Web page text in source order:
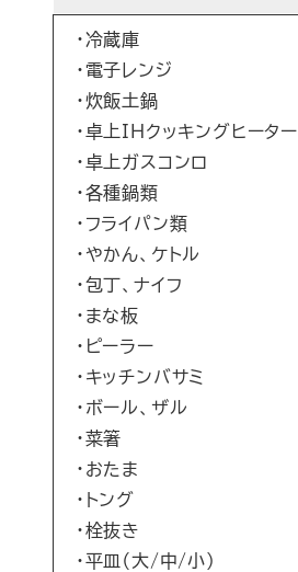
・冷蔵庫
・電子レンジ
・炊飯土鍋
・卓上IHクッキングヒーター
・卓上ガスコンロ
・各種鍋類
・フライパン類
・やかん、ケトル
・包丁、ナイフ
・まな板
・ピーラー
・キッチンバサミ
・ボール、ザル
・菜箸
・おたま
・トング
・栓抜き
・平皿（大/中/小）